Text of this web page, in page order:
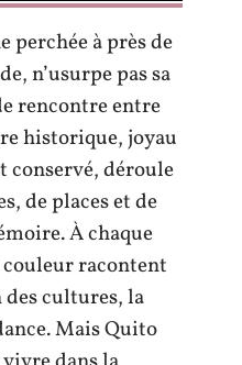
perchée à près de
n’usurpe pas sa
rencontre entre
historique, joyau
déroule
de places et de
À chaque
racontent
cultures, la
Mais Quito